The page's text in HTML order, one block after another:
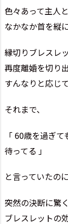
色々あって主人
なかなか首を縦
縁切りブレスレ
再度離婚を切り
すんなりと応じ
それまで、
「 60歳を過ぎ
待ってる 」
と言っていたのに
突然の決断に驚
ブレスレットの